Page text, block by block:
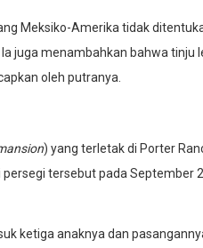
Meksiko-Amerika tidak
juga menambahkan bahwa tinju
oleh putranya.
) yang terletak di Porter
persegi tersebut pada September
ketiga anaknya dan